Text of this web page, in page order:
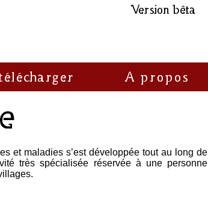
Version bêta
A propos
et maladies s’est développée tout au long de
très spécialisée réservée à une personne